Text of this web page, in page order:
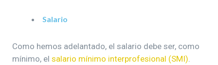
Salario
Como hemos adelantado, el salario debe ser, como
mínimo, el salario mínimo interprofesional (SMI)